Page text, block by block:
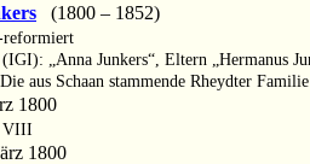
(1800 – 1852)
reformiert
„Anna Junkers“, Eltern „Hermanus
aus Schaan stammende Rheydter
1800
VIII
1800